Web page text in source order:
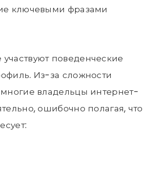
ключевыми фразами
поведенческие
Из-за сложности
владельцы интернет-
ошибочно полагая, что